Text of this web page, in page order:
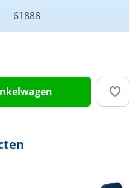
61888